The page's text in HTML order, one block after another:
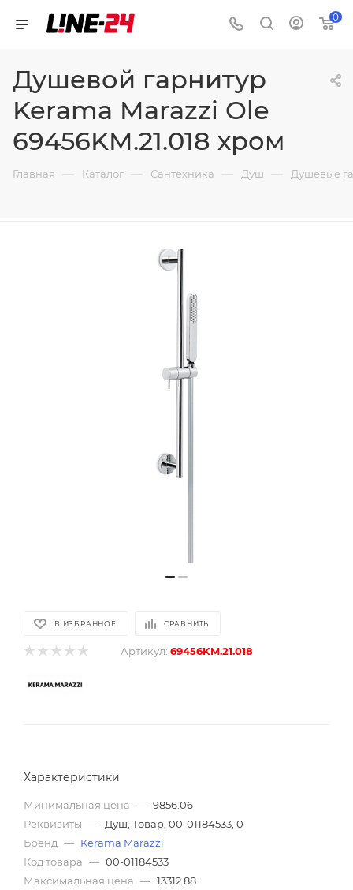
0
Душевой гарнитур
Kerama Marazzi Ole
69456KM.21.018 хром
Главная — Каталог — Сантехника — Душ — Душевые
В ИЗБРАННОЕ СРАВНИТЬ
Артикул: 69456KM.21.018
Характеристики
Минимальная цена — 9856.06
Реквизиты — Душ, Товар, 00-01184533, 0
Бренд — Kerama Marazzi
Код товара — 00-01184533
Максимальная цена — 13312.88